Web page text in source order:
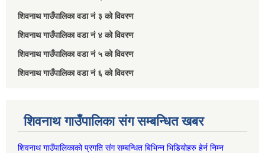
शिवनाथ गाउँपालिका वडा नं‌ ३ को विवरण
शिवनाथ गाउँपालिका वडा नं‌ ४ को विवरण
शिवनाथ गाउँपालिका वडा नं‌ ५ को विवरण
शिवनाथ गाउँपालिका वडा नं‌ ६ को विवरण
शिवनाथ गाउँपालिका संग सम्बन्धित खबर
शिवनाथ गाउँपालिकाको प्रगति संग सम्बन्धित बिभिन्‍न भिडियोहरु हेर्न निम्‍न